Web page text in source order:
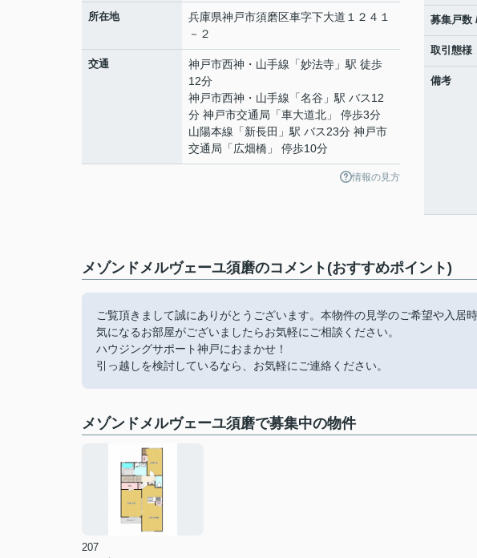
所在地 兵庫県神戸市須磨区車字下大道１２４１
－２
交通 神戸市西神・山手線 「妙法寺 」駅 徒歩
12分
神戸市西神・山手線 「名谷 」駅 バス12
分 神戸市交通局「車大道北」 停歩3分
山陽本線 「新長田 」駅 バス23分 神戸市
交通局「広畑橋」 停歩10分
情報の見方
募集戸数
取引態様
備考
メゾンドメルヴェーユ須磨のコメント(おすすめポイント)
ご覧頂きまして誠にありがとうございます。本物件の見学のご希望や入居
気になるお部屋がございましたらお気軽にご相談ください。
ハウジングサポート神戸におまかせ！
引っ越しを検討しているなら、お気軽にご連絡ください。
メゾンドメルヴェーユ須磨で募集中の物件
207